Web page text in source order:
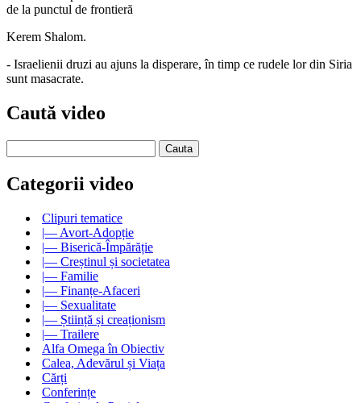
de la punctul de frontieră
Kerem Shalom.
- Israelienii druzi au ajuns la disperare, în timp ce rudele lor din Siria
sunt masacrate.
Caută video
Categorii video
Clipuri tematice
|— Avort-Adopție
|— Biserică-Împărăție
|— Creștinul și societatea
|— Familie
|— Finanțe-Afaceri
|— Sexualitate
|— Știință și creaționism
|— Trailere
Alfa Omega în Obiectiv
Calea, Adevărul și Viața
Cărți
Conferințe